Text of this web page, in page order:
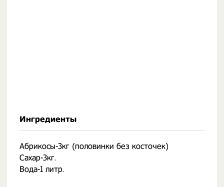
Ингредиенты
Абрикосы-3кг (половинки без косточек)
Сахар-3кг.
Вода-1 литр.